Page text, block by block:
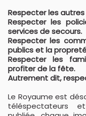
Respecter les
Respecter les
services de secours.
Respecter les
publics et la
Respecter les
profiter de la fête.
Autrement dit,
Le Royaume est
téléspectateurs